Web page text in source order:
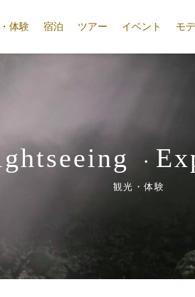
体験 宿泊 ツアー イベント モ
・
観光・体験